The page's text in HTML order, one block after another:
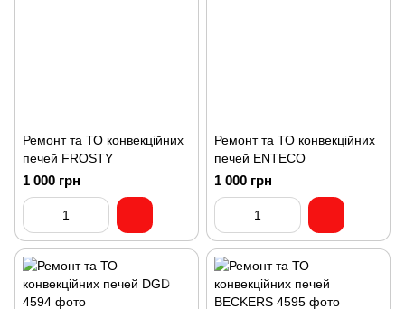
Ремонт та ТО конвекційних
печей FROSTY
1 000 грн
Ремонт та ТО конвекційних
печей ENTECO
1 000 грн